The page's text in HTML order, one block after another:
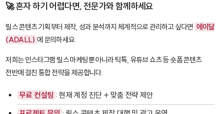
🚀 혼자 하기 어렵다면, 전문가와 함께하세요
릴스 콘텐츠 기획부터 제작, 성과 분석까지 체계적으로 관리하고 싶다면 에이달
(ADALL) 에 문의하세요.
저희는 인스타그램 릴스 마케팅뿐 아니라 틱톡, 유튜브 쇼츠 등 숏폼 콘텐츠
전반에 걸친 통합 전략을 제공합니다.
무료 컨설팅 : 현재 계정 진단 + 맞춤 전략 제안